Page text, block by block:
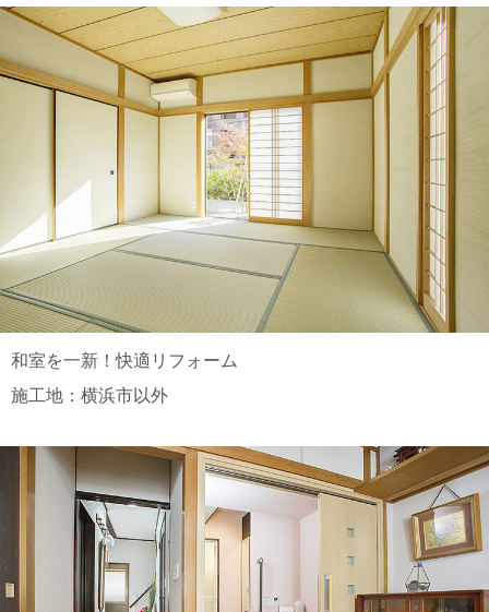
和室を一新！快適リフォーム
施工地：横浜市以外